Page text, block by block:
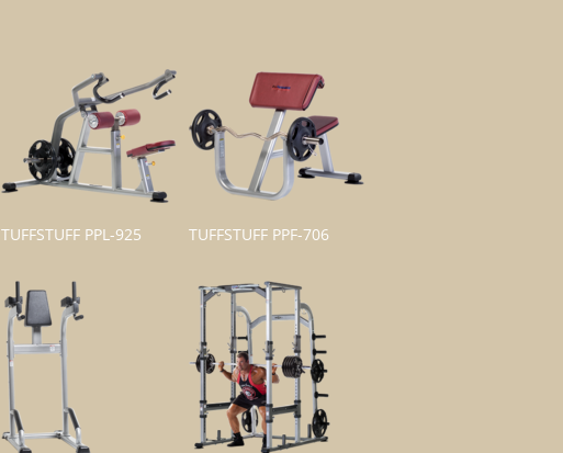
TUFFSTUFF PPL-925 TUFFSTUFF PPF-706